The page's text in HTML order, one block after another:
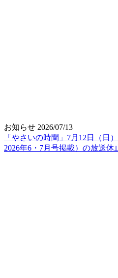
お知らせ 2026/07/13
「やさいの時間」7月12日（日
2026年6・7月号掲載）の放送休